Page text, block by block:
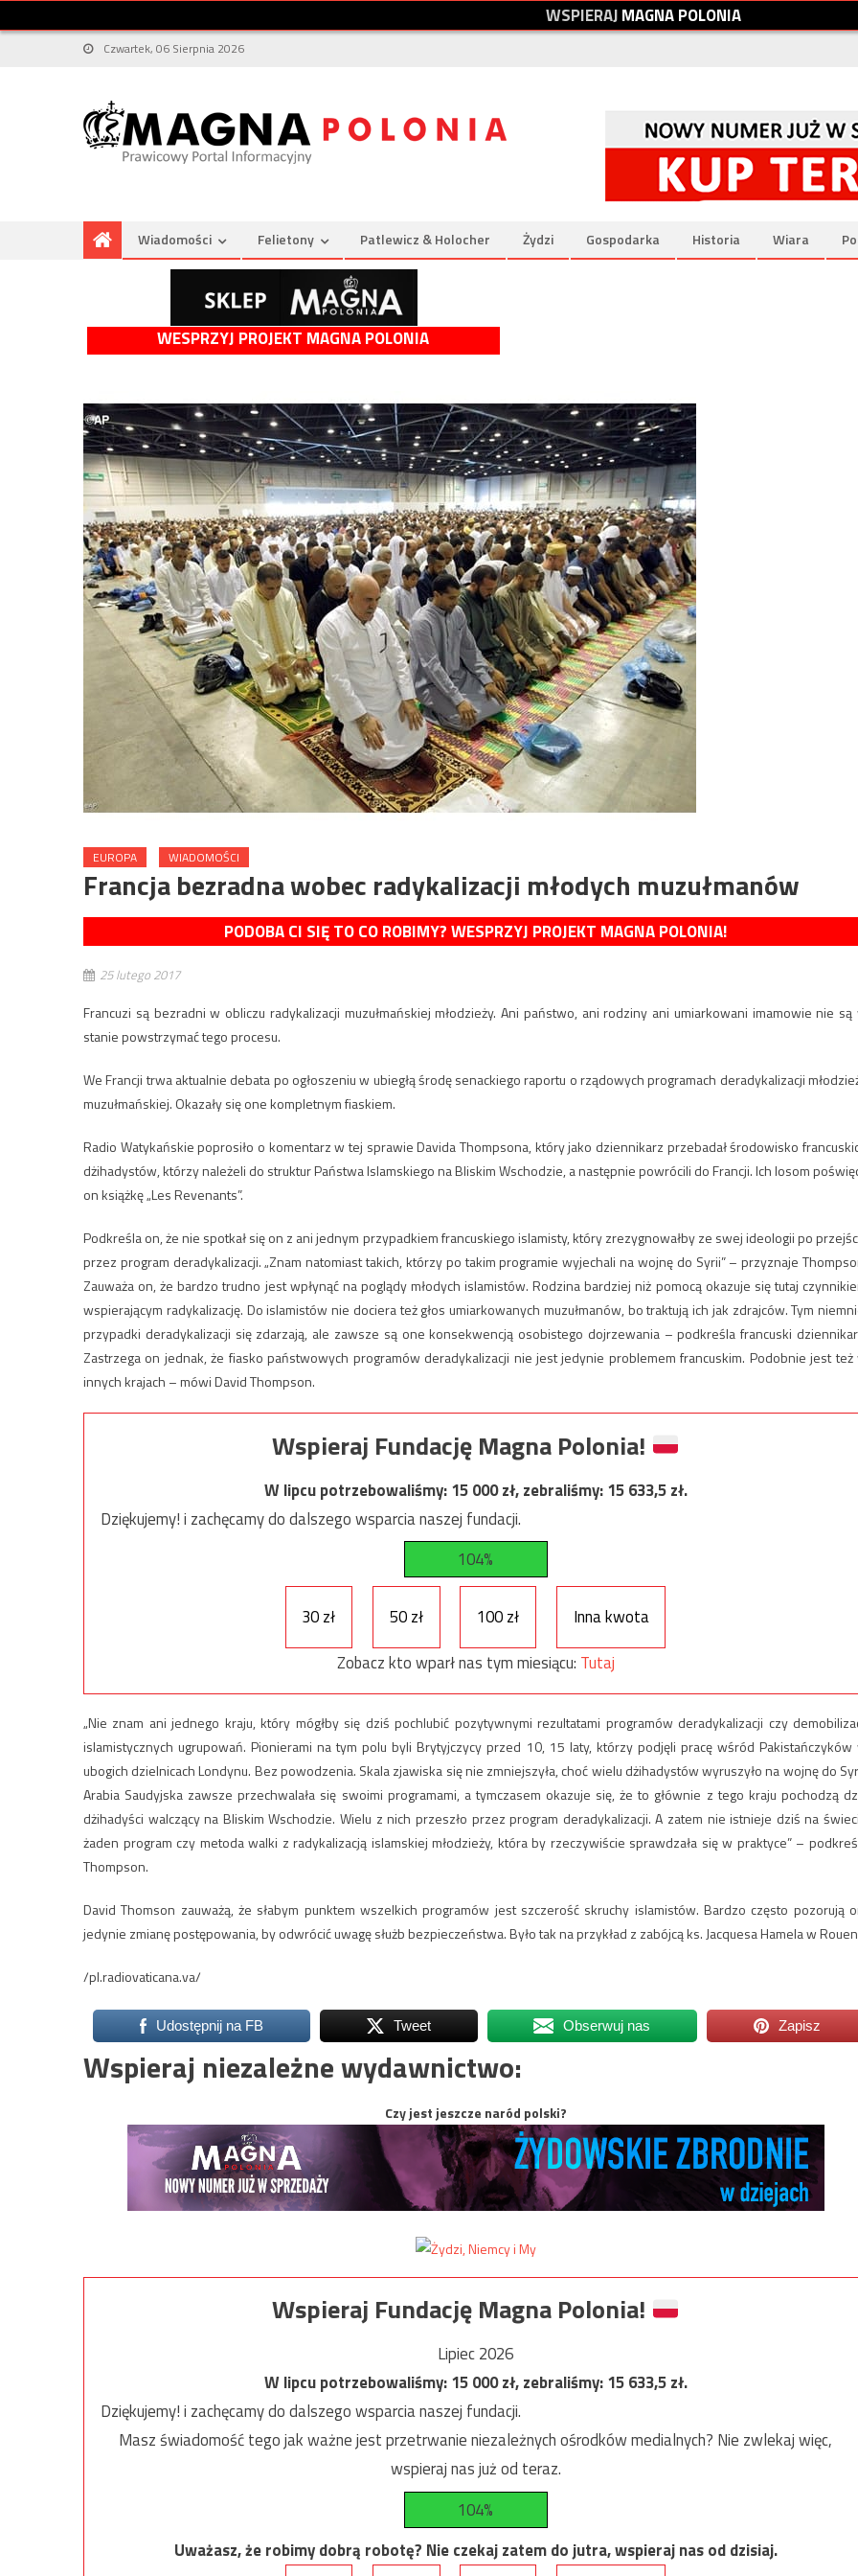
WSPIERAJMAGNAPOLONIA
Czwartek, 06 Sierpnia 2026
Wiadomości Felietony Patlewicz & Holocher Żydzi Gospodarka Historia Wiara
WESPRZYJ PROJEKT MAGNA POLONIA
EUROPA WIADOMOŚCI
Francja bezradna wobec radykalizacji młodych muzułmanów
PODOBA CI SIĘ TO CO ROBIMY? WESPRZYJ PROJEKT MAGNA POLONIA!
25 lutego 2017
Francuzi są bezradni w obliczu radykalizacji muzułmańskiej młodzieży. Ani państwo, ani rodziny ani umiarkowani imamowie nie są
stanie powstrzymać tego procesu.
We Francji trwa aktualnie debata po ogłoszeniu w ubiegłą środę senackiego raportu o rządowych programach deradykalizacji
muzułmańskiej. Okazały się one kompletnym fiaskiem.
Radio Watykańskie poprosiło o komentarz w tej sprawie Davida Thompsona, który jako dziennikarz przebadał środowisko
dżihadystów, którzy należeli do struktur Państwa Islamskiego na Bliskim Wschodzie, a następnie powrócili do Francji. Ich losom
on książkę „Les Revenants”.
Podkreśla on, że nie spotkał się on z ani jednym przypadkiem francuskiego islamisty, który zrezygnowałby ze swej ideologii po
przez program deradykalizacji. „Znam natomiast takich, którzy po takim programie wyjechali na wojnę do Syrii” – przyznaje
Zauważa on, że bardzo trudno jest wpłynąć na poglądy młodych islamistów. Rodzina bardziej niż pomocą okazuje się tutaj
wspierającym radykalizację. Do islamistów nie dociera też głos umiarkowanych muzułmanów, bo traktują ich jak zdrajców. Tym
przypadki deradykalizacji się zdarzają, ale zawsze są one konsekwencją osobistego dojrzewania – podkreśla francuski
Zastrzega on jednak, że fiasko państwowych programów deradykalizacji nie jest jedynie problemem francuskim. Podobnie jest też
innych krajach – mówi David Thompson.
Wspieraj Fundację Magna Polonia!
W lipcu potrzebowaliśmy:15 000zł, zebraliśmy:15 633,5zł.
Dziękujemy! i zachęcamy do dalszego wsparcia naszej fundacji.
104%
30 zł 50 zł 100 zł
Inna kwota
Zobacz kto wparł nas tym miesiącu: Tutaj
„Nie znam ani jednego kraju, który mógłby się dziś pochlubić pozytywnymi rezultatami programów deradykalizacji czy
islamistycznych ugrupowań. Pionierami na tym polu byli Brytyjczycy przed 10, 15 laty, którzy podjęli pracę wśród Pakistańczyków
ubogich dzielnicach Londynu. Bez powodzenia. Skala zjawiska się nie zmniejszyła, choć wielu dżihadystów wyruszyło na wojnę do
Arabia Saudyjska zawsze przechwalała się swoimi programami, a tymczasem okazuje się, że to głównie z tego kraju pochodzą
dżihadyści walczący na Bliskim Wschodzie. Wielu z nich przeszło przez program deradykalizacji. A zatem nie istnieje dziś na
żaden program czy metoda walki z radykalizacją islamskiej młodzieży, która by rzeczywiście sprawdzała się w praktyce” –
Thompson.
David Thomson zauważą, że słabym punktem wszelkich programów jest szczerość skruchy islamistów. Bardzo często pozorują
jedynie zmianę postępowania, by odwrócić uwagę służb bezpieczeństwa. Było tak na przykład z zabójcą ks. Jacquesa Hamela w
/pl.radiovaticana.va/
Udostępnij na FB Tweet Obserwuj nas Zapisz
Wspieraj niezależne wydawnictwo:
Czy jest jeszcze naród polski?
Wspieraj Fundację Magna Polonia!
Lipiec 2026
W lipcu potrzebowaliśmy:15 000zł, zebraliśmy:15 633,5zł.
Dziękujemy! i zachęcamy do dalszego wsparcia naszej fundacji.
Masz świadomość tego jak ważne jest przetrwanie niezależnych ośrodków medialnych? Nie zwlekaj więc,
wspieraj nas już od teraz.
104%
Uważasz, że robimy dobrą robotę? Nie czekaj zatem do jutra, wspieraj nas od dzisiaj.